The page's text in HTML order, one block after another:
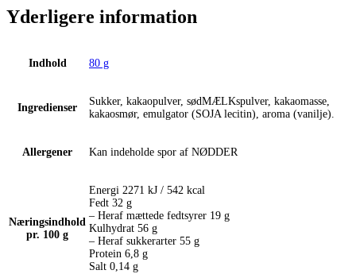
Pink
antal
Yderligere information
Indhold 80 g
Ingredienser
Sukker, kakaopulver, sødMÆLKspulver, kakaomasse,
kakaosmør, emulgator (SOJA lecitin), aroma (vanilje).
Allergener Kan indeholde spor af NØDDER
Næringsindhold
pr. 100 g
Energi 2271 kJ / 542 kcal
Fedt 32 g
– Heraf mættede fedtsyrer 19 g
Kulhydrat 56 g
– Heraf sukkerarter 55 g
Protein 6,8 g
Salt 0,14 g